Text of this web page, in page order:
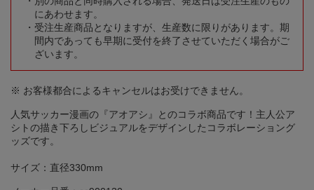
にあわせます。
受注生産商品となりますが、生産数に限りがあります。期
間内であっても早期に受付を終了させていただく場合がご
ざいます。
※ お客様都合によるキャンセルはお受けできません。
人気サッカー漫画の『アオアシ』とのコラボ商品です！主人公ア
シトの描き下ろしビジュアルをデザインしたコラボレーショング
ッズです。
サイズ：直径330mm